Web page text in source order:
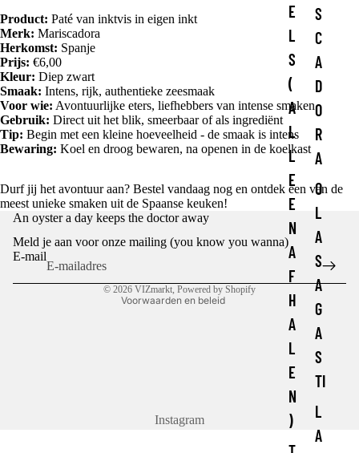
E
L
S
(
A
L
L
E
E
N
A
F
H
A
L
E
N
)
S
C
A
D
O
R
A
O
L
A
S
A
G
A
S
TI
L
A
Product: Paté van inktvis in eigen inkt
Merk: Mariscadora
Herkomst: Spanje
Prijs: €6,00
Kleur: Diep zwart
Smaak: Intens, rijk, authentieke zeesmaak
Voor wie: Avontuurlijke eters, liefhebbers van intense smaken
Gebruik: Direct uit het blik, smeerbaar of als ingrediënt
Tip: Begin met een kleine hoeveelheid - de smaak is intens
Bewaring: Koel en droog bewaren, na openen in de koelkast
Durf jij het avontuur aan? Bestel vandaag nog en ontdek een van de
meest unieke smaken uit de Spaanse keuken!
An oyster a day keeps the doctor away
Meld je aan voor onze mailing (you know you wanna)
E-mail
© 2026 VIZmarkt, Powered by Shopify
Voorwaarden en beleid
Privacybeleid
Terugbetalingsbeleid
Algemene voorwaarden
Contactgegevens
Instagram